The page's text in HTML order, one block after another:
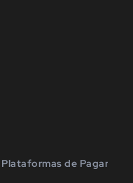
Plataformas de